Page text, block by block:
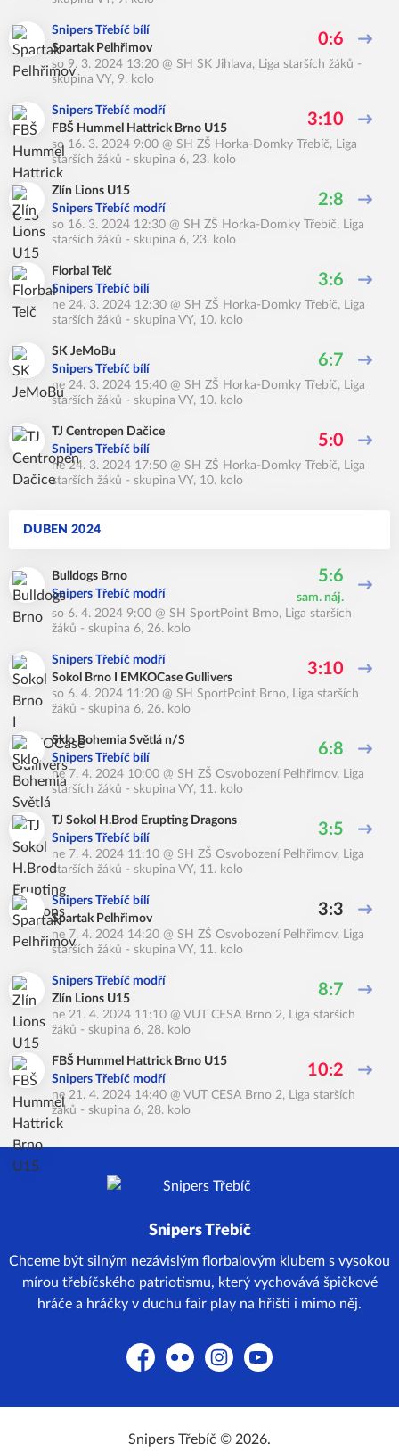
Snipers Třebíč bílí
Spartak Pelhřimov
0:6
so 9. 3. 2024 13:20 @ SH SK Jihlava, Liga starších žáků -
skupina VY, 9. kolo
Snipers Třebíč modří
FBŠ Hummel Hattrick Brno U15
3:10
so 16. 3. 2024 9:00 @ SH ZŠ Horka-Domky Třebíč, Liga
starších žáků - skupina 6, 23. kolo
Zlín Lions U15
Snipers Třebíč modří
2:8
so 16. 3. 2024 12:30 @ SH ZŠ Horka-Domky Třebíč, Liga
starších žáků - skupina 6, 23. kolo
Florbal Telč
Snipers Třebíč bílí
3:6
ne 24. 3. 2024 12:30 @ SH ZŠ Horka-Domky Třebíč, Liga
starších žáků - skupina VY, 10. kolo
SK JeMoBu
Snipers Třebíč bílí
6:7
ne 24. 3. 2024 15:40 @ SH ZŠ Horka-Domky Třebíč, Liga
starších žáků - skupina VY, 10. kolo
TJ Centropen Dačice
Snipers Třebíč bílí
5:0
ne 24. 3. 2024 17:50 @ SH ZŠ Horka-Domky Třebíč, Liga
starších žáků - skupina VY, 10. kolo
DUBEN 2024
Bulldogs Brno
Snipers Třebíč modří
5:6
sam. náj.
so 6. 4. 2024 9:00 @ SH SportPoint Brno, Liga starších
žáků - skupina 6, 26. kolo
Snipers Třebíč modří
Sokol Brno I EMKOCase Gullivers
3:10
so 6. 4. 2024 11:20 @ SH SportPoint Brno, Liga starších
žáků - skupina 6, 26. kolo
Sklo Bohemia Světlá n/S
Snipers Třebíč bílí
6:8
ne 7. 4. 2024 10:00 @ SH ZŠ Osvobození Pelhřimov, Liga
starších žáků - skupina VY, 11. kolo
TJ Sokol H.Brod Erupting Dragons
Snipers Třebíč bílí
3:5
ne 7. 4. 2024 11:10 @ SH ZŠ Osvobození Pelhřimov, Liga
starších žáků - skupina VY, 11. kolo
Snipers Třebíč bílí
Spartak Pelhřimov
3:3
ne 7. 4. 2024 14:20 @ SH ZŠ Osvobození Pelhřimov, Liga
starších žáků - skupina VY, 11. kolo
Snipers Třebíč modří
Zlín Lions U15
8:7
ne 21. 4. 2024 11:10 @ VUT CESA Brno 2, Liga starších
žáků - skupina 6, 28. kolo
FBŠ Hummel Hattrick Brno U15
Snipers Třebíč modří
10:2
ne 21. 4. 2024 14:40 @ VUT CESA Brno 2, Liga starších
žáků - skupina 6, 28. kolo
Snipers Třebíč
Chceme být silným nezávislým florbalovým klubem s vysokou
mírou třebíčského patriotismu, který vychovává špičkové
hráče a hráčky v duchu fair play na hřišti i mimo něj.
FacebookFlickr InstagramYouTube
Snipers Třebíč © 2026.